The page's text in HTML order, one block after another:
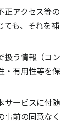
正アクセス等の
ても、それを補
扱う情報（コン
・有用性等を保
サービスに付随
事前の同意なく